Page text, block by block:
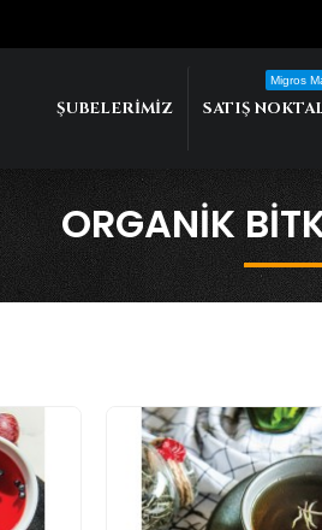
ŞUBELERIMIZ SATIŞ
Migros
ORGANIK